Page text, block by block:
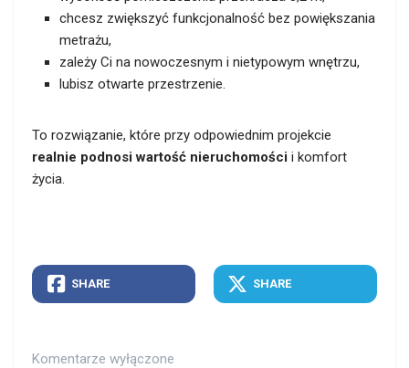
chcesz zwiększyć funkcjonalność bez powiększania
metrażu,
zależy Ci na nowoczesnym i nietypowym wnętrzu,
lubisz otwarte przestrzenie.
To rozwiązanie, które przy odpowiednim projekcie
realnie podnosi wartość nieruchomości i komfort
życia.
SHARE SHARE
Komentarze wyłączone